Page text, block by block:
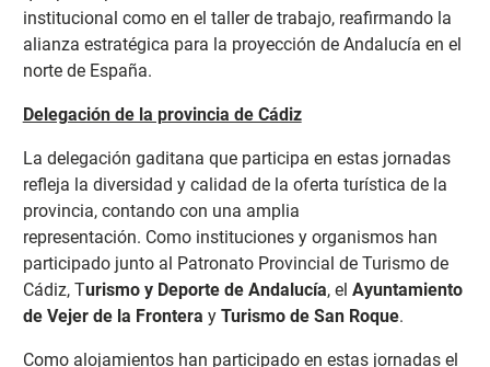
institucional como en el taller de trabajo, reafirmando la
alianza estratégica para la proyección de Andalucía en el
norte de España.
Delegación de la provincia de Cádiz
La delegación gaditana que participa en estas jornadas
refleja la diversidad y calidad de la oferta turística de la
provincia, contando con una amplia
representación. Como instituciones y organismos han
participado junto al Patronato Provincial de Turismo de
Cádiz, Turismo y Deporte de Andalucía, el Ayuntamiento
de Vejer de la Frontera y Turismo de San Roque.
Como alojamientos han participado en estas jornadas el